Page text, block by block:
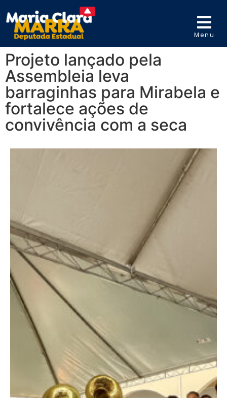
Menu
Projeto lançado pela
Assembleia leva
barraginhas para Mirabela e
fortalece ações de
convivência com a seca